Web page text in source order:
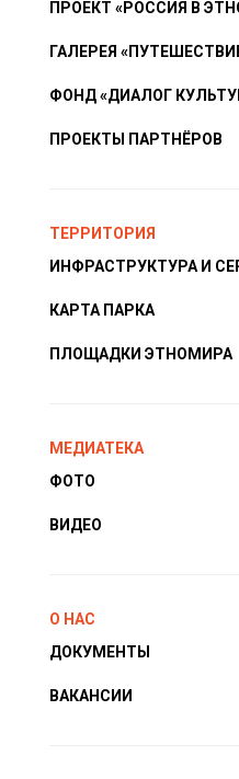
ПРОЕКТ «РОССИЯ В
ГАЛЕРЕЯ
ФОНД «ДИАЛОГ
ПРОЕКТЫ ПАРТНЁРОВ
ТЕРРИТОРИЯ
ИНФРАСТРУКТУРА И
КАРТА ПАРКА
ПЛОЩАДКИ ЭТНОМИРА
МЕДИАТЕКА
ФОТО
ВИДЕО
О НАС
ДОКУМЕНТЫ
ВАКАНСИИ